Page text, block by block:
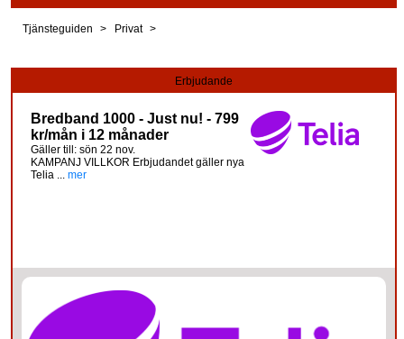
Tjänsteguiden Privat
Erbjudande
Bredband 1000 - Just nu! - 799
kr/mån i 12 månader
Gäller till: sön 22 nov.
KAMPANJ VILLKOR Erbjudandet gäller nya
Telia ... mer